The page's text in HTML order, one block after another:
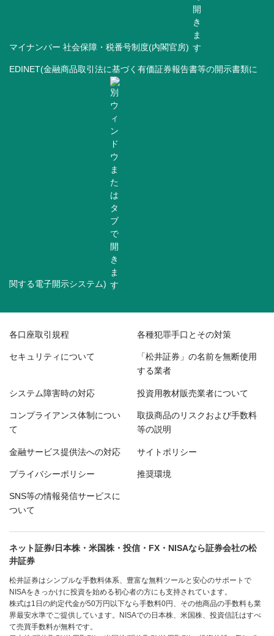
マイナンバー 社会保障・税番号制度(内閣官房)
EDINET(金融商品取引法に基づく有価証券報告書等の開示書類に
関する電子開示システム)
各口座取引規程 各種犯罪手口とその対策
セキュリティについて 「松井証券」の名前を無断使用
する業者
システム障害時の対応 投資用教材販売業者について
コンプライアンス体制につい
て
取扱商品のリスクおよび手数料
等の説明
金融サービス提供法への対応 サイトポリシー
プライバシーポリシー 推奨環境
SNS等の情報発信サービスに
ついて
ネット証券/日本株・米国株・投信・FX・NISAなら証券会社の松
井証券
松井証券はシンプルな手数料体系、豊富な無料ツールと安心のサポートで
NISAをきっかけに投資を始める初心者の方にも支持されています。
株式は1日の約定代金が50万円以下なら手数料0円、その他商品の手数料も業
界最安水準でご提供しています。NISAでの日本株、米国株、投資信託はすべ
て売買手数料が無料です。